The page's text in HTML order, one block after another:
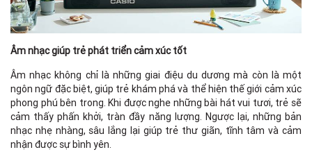
Âm nhạc giúp trẻ phát triển cảm xúc tốt
Âm nhạc không chỉ là những giai điệu du dương mà còn là một
ngôn ngữ đặc biệt, giúp trẻ khám phá và thể hiện thế giới cảm xúc
phong phú bên trong. Khi được nghe những bài hát vui tươi, trẻ sẽ
cảm thấy phấn khởi, tràn đầy năng lượng. Ngược lại, những bản
nhạc nhẹ nhàng, sâu lắng lại giúp trẻ thư giãn, tĩnh tâm và cảm
nhận được sự bình yên.